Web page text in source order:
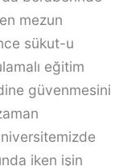
mezun
sükut-u
eğitim
güvenmesini
iken işin